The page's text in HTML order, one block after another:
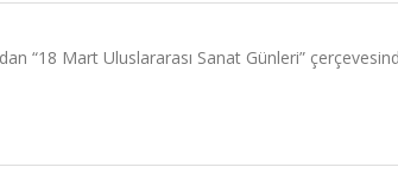
“18 Mart Uluslararası Sanat Günleri”